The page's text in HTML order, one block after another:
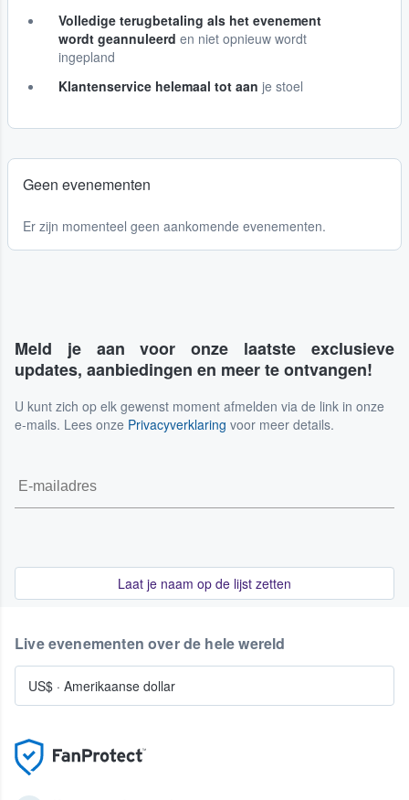
Volledige terugbetaling als het evenement
wordt geannuleerd en niet opnieuw wordt
ingepland
Klantenservice helemaal tot aan je stoel
Geen evenementen
Er zijn momenteel geen aankomende evenementen.
Meld je aan voor onze laatste exclusieve
updates, aanbiedingen en meer te ontvangen!
U kunt zich op elk gewenst moment afmelden via de link in onze
e-mails. Lees onze Privacyverklaring voor meer details.
Laat je naam op de lijst zetten
Live evenementen over de hele wereld
US$ · Amerikaanse dollar